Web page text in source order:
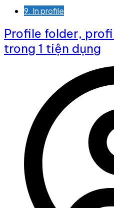
9. In profile
Profile folder,
trong 1 tiện dụng